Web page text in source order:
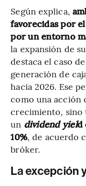
Según explica,
favorecidas por
por un entorno
la expansión de
destaca el caso
generación de
hacia 2026. Ese
como una acción
crecimiento, sino
un dividend yield
10%, de acuerdo
bróker.
La excepción